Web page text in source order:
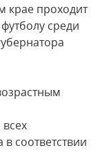
проходит
среди
соответствии